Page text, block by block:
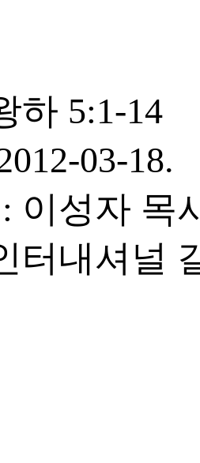
하 5:1-14
03-18.
이성자 목
터내셔널